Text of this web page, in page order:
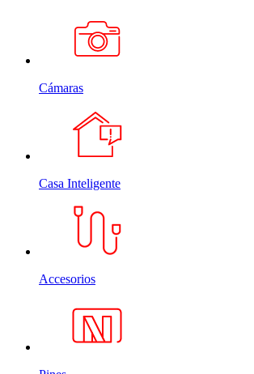
Cámaras
Casa Inteligente
Accesorios